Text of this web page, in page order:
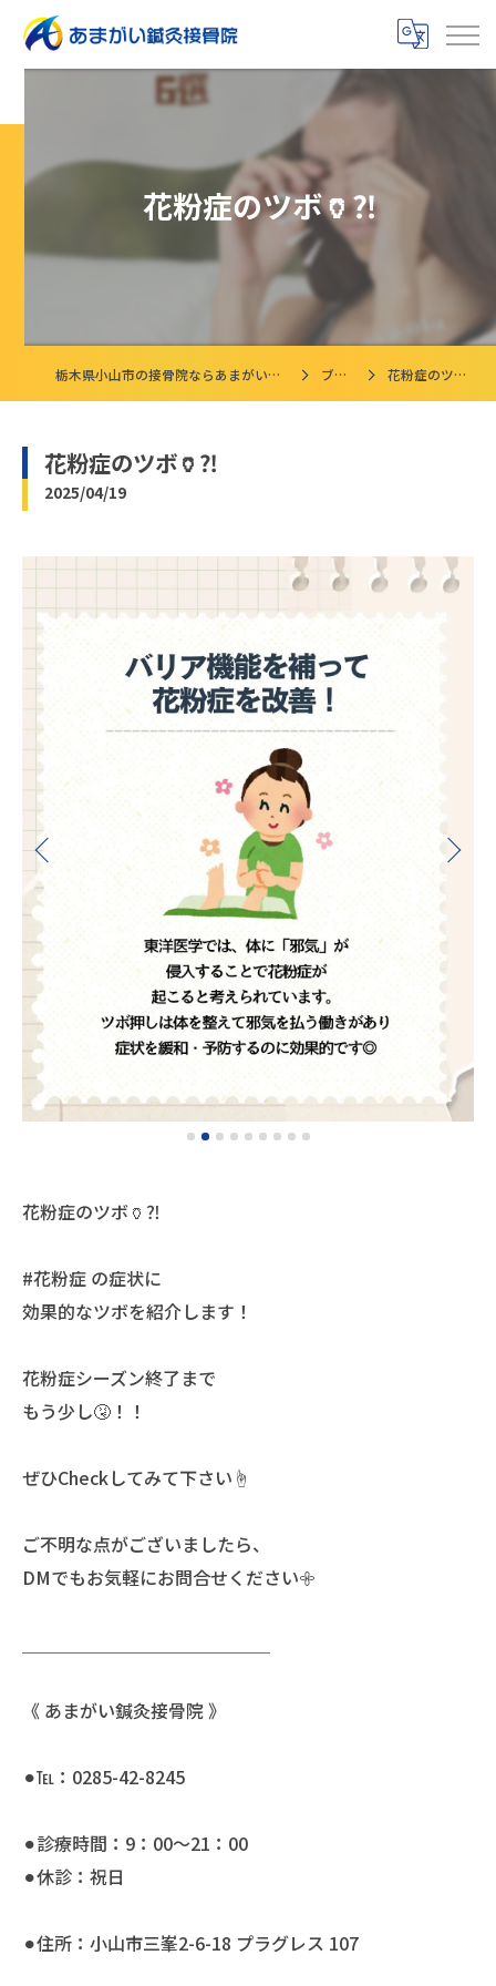
花粉症のツボ🏺⁈
栃木県小山市の接骨院ならあまがい鍼灸接骨院 ブログ 花粉症のツボ🏺⁈
花粉症のツボ🏺⁈
2025/04/19
花粉症のツボ🏺⁈
#花粉症 の症状に
効果的なツボを紹介します！
花粉症シーズン終了まで
もう少し🤧！！
ぜひCheckしてみて下さい☝️
ご不明な点がございましたら、
DMでもお気軽にお問合せください𖧷
《 あまがい鍼灸接骨院 》
⚫︎℡：0285-42-8245
⚫︎診療時間：9：00〜21：00
⚫︎休診：祝日
⚫︎住所：小山市三峯2-6-18 プラグレス 107